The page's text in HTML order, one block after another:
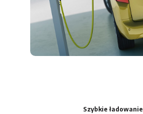
Szybkie ładowanie